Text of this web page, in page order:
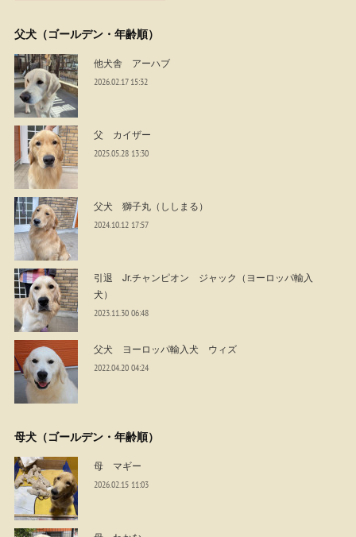
父犬（ゴールデン・年齢順）
他犬舎 アーハブ
2026.02.17 15:32
父 カイザー
2025.05.28 13:30
父犬 獅子丸（ししまる）
2024.10.12 17:57
引退 Jr.チャンピオン ジャック（ヨーロッパ輸入
犬）
2023.11.30 06:48
父犬 ヨーロッパ輸入犬 ウィズ
2022.04.20 04:24
母犬（ゴールデン・年齢順）
母 マギー
2026.02.15 11:03